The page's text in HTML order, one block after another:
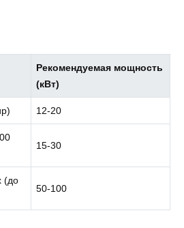
Рекомендуемая мощность
(кВт)
12-20
15-30
(до
50-100